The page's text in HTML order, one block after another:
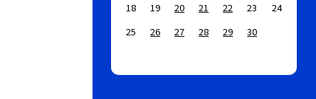
18
19 20 21 22 23
24
25
26 27 28 29 30